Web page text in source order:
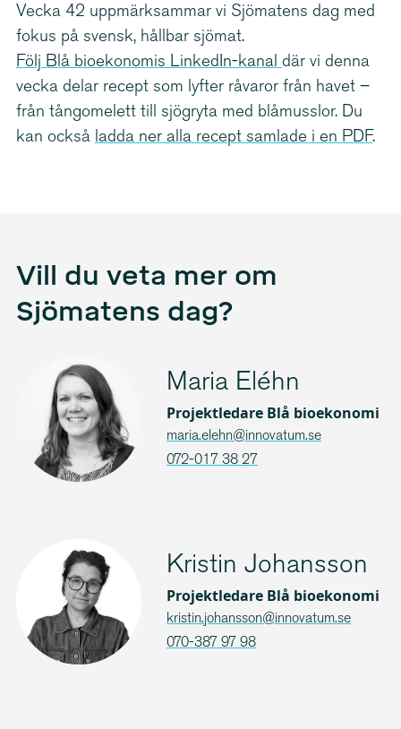
Vecka 42 uppmärksammar vi Sjömatens dag med
fokus på svensk, hållbar sjömat.
Följ Blå bioekonomis LinkedIn-​kanal där vi denna
vecka delar recept som lyfter råvaror från havet –
från tångomelett till sjögryta med blåmusslor. Du
kan också ladda ner alla recept samlade i en PDF.
Vill du veta mer om
Sjömatens dag?
Maria Eléhn
Projektledare Blå bioekonomi
maria.elehn@innovatum.se
072-017 38 27
Kristin Johansson
Projektledare Blå bioekonomi
kristin.johansson@innovatum.se
070-387 97 98